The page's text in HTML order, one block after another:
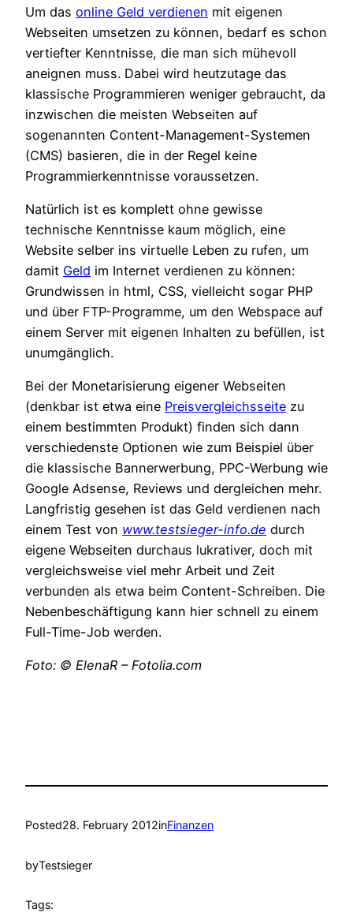
Um das online Geld verdienen mit eigenen
Webseiten umsetzen zu können, bedarf es schon
vertiefter Kenntnisse, die man sich mühevoll
aneignen muss. Dabei wird heutzutage das
klassische Programmieren weniger gebraucht, da
inzwischen die meisten Webseiten auf
sogenannten Content-Management-Systemen
(CMS) basieren, die in der Regel keine
Programmierkenntnisse voraussetzen.
Natürlich ist es komplett ohne gewisse
technische Kenntnisse kaum möglich, eine
Website selber ins virtuelle Leben zu rufen, um
damit Geld im Internet verdienen zu können:
Grundwissen in html, CSS, vielleicht sogar PHP
und über FTP-Programme, um den Webspace auf
einem Server mit eigenen Inhalten zu befüllen, ist
unumgänglich.
Bei der Monetarisierung eigener Webseiten
(denkbar ist etwa eine Preisvergleichsseite zu
einem bestimmten Produkt) finden sich dann
verschiedenste Optionen wie zum Beispiel über
die klassische Bannerwerbung, PPC-Werbung wie
Google Adsense, Reviews und dergleichen mehr.
Langfristig gesehen ist das Geld verdienen nach
einem Test von www.testsieger-info.de durch
eigene Webseiten durchaus lukrativer, doch mit
vergleichsweise viel mehr Arbeit und Zeit
verbunden als etwa beim Content-Schreiben. Die
Nebenbeschäftigung kann hier schnell zu einem
Full-Time-Job werden.
Foto: © ElenaR – Fotolia.com
Posted28. February 2012inFinanzen
byTestsieger
Tags: